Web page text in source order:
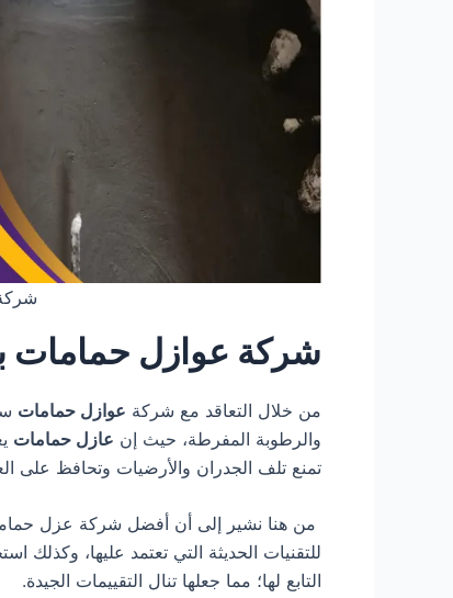
شركة عوازل حمامات
من خلال التعاقد مع شركة عوازل حمامات
والرطوبة المفرطة، حيث إن عازل حمامات
تمنع تلف الجدران والأرضيات وتحافظ على
من هنا نشير إلى أن أفضل شركة عزل
للتقنيات الحديثة التي تعتمد عليها، وكذلك
التابع لها؛ مما جعلها تنال التقييمات الجيدة.